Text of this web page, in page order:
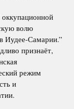
волю
Иудее-Самарии.”
признаёт,
режим
и